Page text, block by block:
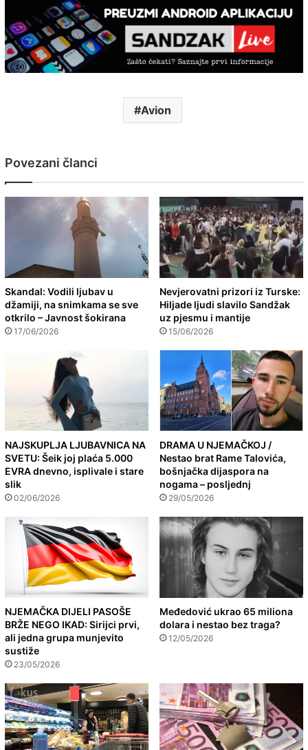
Avion
Povezani članci
Skandal: Vodili ljubav u
džamiji, na snimkama se sve
otkrilo – Javnost šokirana
17/06/2026
Nevjerovatni prizori iz Turske:
Hiljade ljudi slavilo Sandžak
uz pjesmu i mantije
15/06/2026
NAJSKUPLJA LJUBAVNICA NA
SVETU: Šeik joj plaća 5.000
EVRA dnevno, isplivale i stare
slik
02/06/2026
DRAMA U NJEMAČKOJ /
Nestao brat Rame Talovića,
bošnjačka dijaspora na
nogama – posljednj
29/05/2026
NJEMAČKA DIJELI PASOŠE
BRŽE NEGO IKAD: Sirijci prvi,
ali jedna grupa munjevito
sustiže
23/05/2026
Međedović ukrao 65 miliona
dolara i nestao bez traga?
12/05/2026